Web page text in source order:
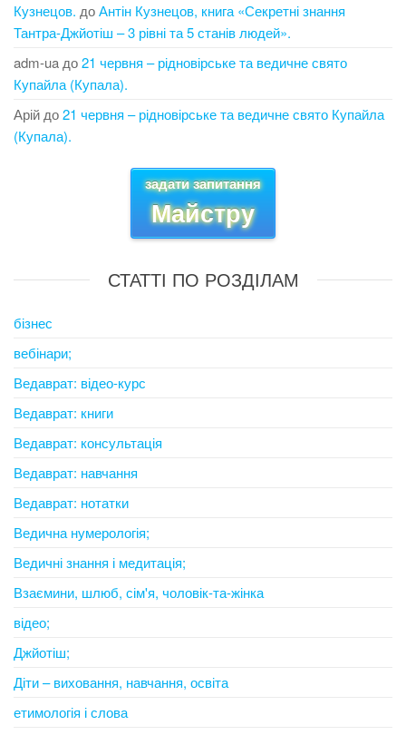
Кузнецов. доАнтін Кузнецов, книга «Секретні знання
Тантра-Джйотіш – 3 рівні та 5 станів людей».
adm-uaдо21 червня – рідновірське та ведичне свято
Купайла (Купала).
Арійдо21 червня – рідновірське та ведичне свято Купайла
(Купала).
задати запитання
Майстру
СТАТТІ ПО РОЗДІЛАМ
бізнес
вебінари;
Ведаврат: відео-курс
Ведаврат: книги
Ведаврат: консультація
Ведаврат: навчання
Ведаврат: нотатки
Ведична нумерологія;
Ведичні знання і медитація;
Взаємини, шлюб, сім'я, чоловік-та-жінка
відео;
Джйотіш;
Діти – виховання, навчання, освіта
етимологія і слова